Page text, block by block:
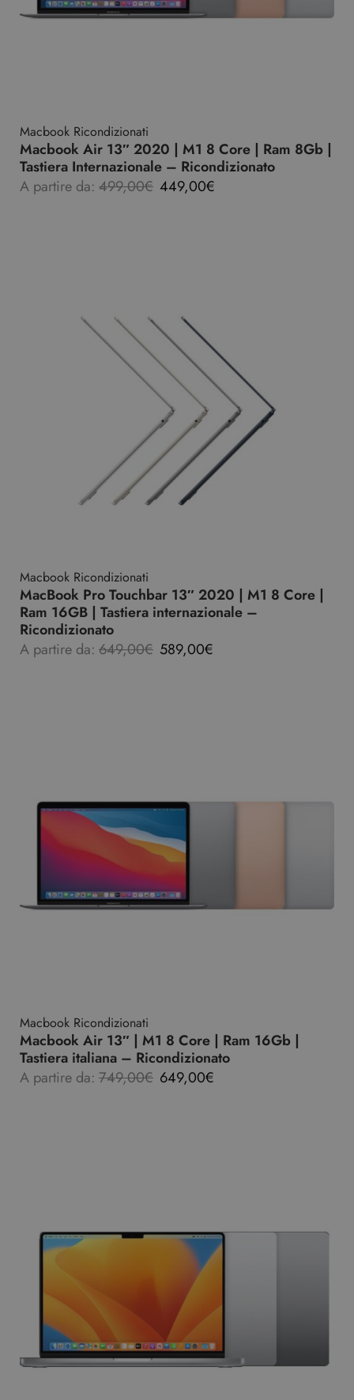
Macbook Ricondizionati
Macbook Air 13″ 2020 | M1 8 Core | Ram 8Gb |
Tastiera Internazionale – Ricondizionato
A partire da: 499,00€ 449,00€
Macbook Ricondizionati
MacBook Pro Touchbar 13″ 2020 | M1 8 Core |
Ram 16GB | Tastiera internazionale –
Ricondizionato
A partire da: 649,00€ 589,00€
Macbook Ricondizionati
Macbook Air 13″ | M1 8 Core | Ram 16Gb |
Tastiera italiana – Ricondizionato
A partire da: 749,00€ 649,00€